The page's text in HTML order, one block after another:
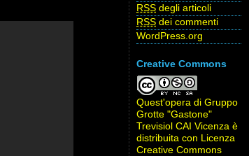
RSS degli articoli
RSS dei commenti
WordPress.org
Creative Commons
Quest'opera di Gruppo
Grotte "Gastone"
Trevisiol CAI Vicenza è
distribuita con Licenza
Creative Commons